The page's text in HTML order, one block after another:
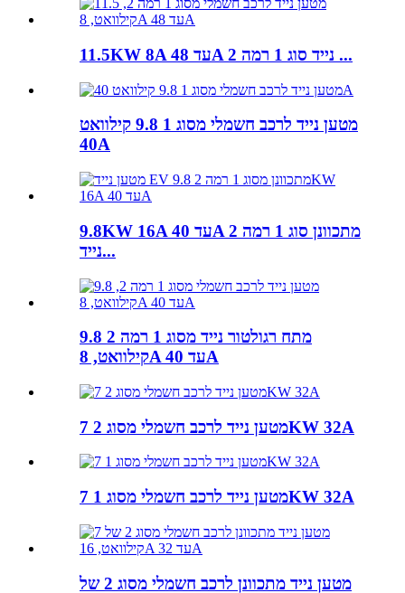
11.5KW 8A עד 48A נייד סוג 1 רמה 2 ...
מטען נייד לרכב חשמלי מסוג 1 9.8 קילוואט
40A
9.8KW 16A עד 40A מתכוונן סוג 1 רמה 2
נייד...
מתח רגולטור נייד מסוג 1 רמה 2 9.8
קילוואט, 8A עד 40A
מטען נייד לרכב חשמלי מסוג 2 7KW 32A
מטען נייד לרכב חשמלי מסוג 1 7KW 32A
מטען נייד מתכוונן לרכב חשמלי מסוג 2 של